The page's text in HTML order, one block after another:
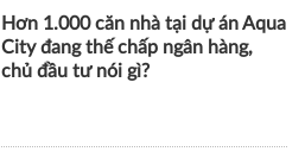
Hơn 1.000 căn nhà tại dự án Aqua
City đang thế chấp ngân hàng,
chủ đầu tư nói gì?